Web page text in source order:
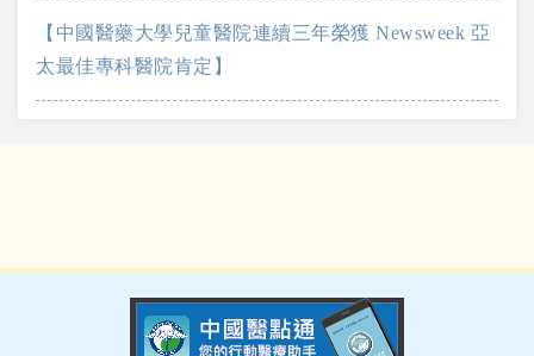
【中國醫藥大學兒童醫院連續三年榮獲 Newsweek 亞
太最佳專科醫院肯定】